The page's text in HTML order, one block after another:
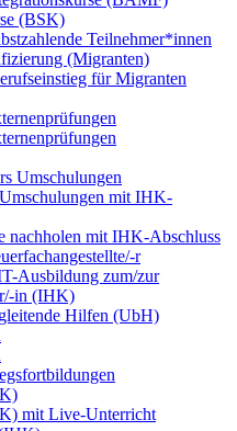
(BSK)
Teilnehmer*innen
(Migranten)
für Migranten
Umschulungen
mit IHK-
nachholen mit IHK-Abschluss
r
Ausbildung zum/zur
in (IHK)
Hilfen (UbH)
mit Live-Unterricht